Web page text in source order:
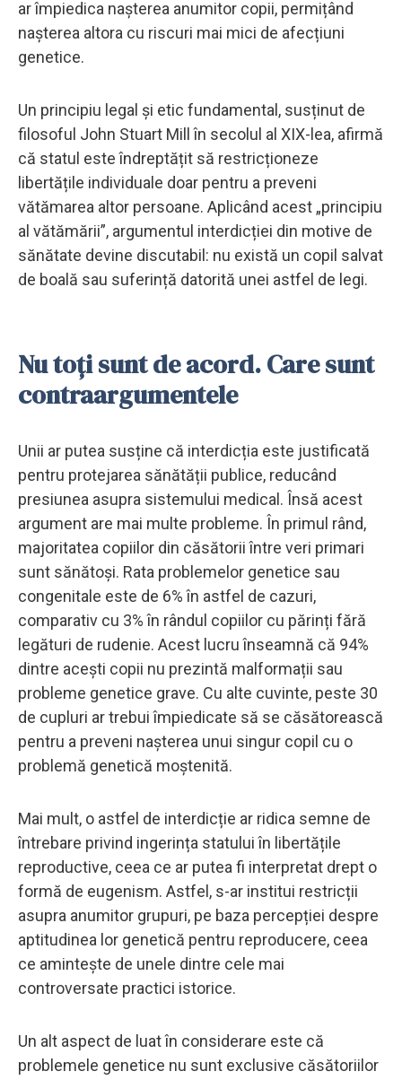
ar împiedica nașterea anumitor copii, permițând
nașterea altora cu riscuri mai mici de afecțiuni
genetice.
Un principiu legal și etic fundamental, susținut de
filosoful John Stuart Mill în secolul al XIX-lea, afirmă
că statul este îndreptățit să restricționeze
libertățile individuale doar pentru a preveni
vătămarea altor persoane. Aplicând acest „principiu
al vătămării”, argumentul interdicției din motive de
sănătate devine discutabil: nu există un copil salvat
de boală sau suferință datorită unei astfel de legi.
Nu toți sunt de acord. Care sunt
contraargumentele
Unii ar putea susține că interdicția este justificată
pentru protejarea sănătății publice, reducând
presiunea asupra sistemului medical. Însă acest
argument are mai multe probleme. În primul rând,
majoritatea copiilor din căsătorii între veri primari
sunt sănătoși. Rata problemelor genetice sau
congenitale este de 6% în astfel de cazuri,
comparativ cu 3% în rândul copiilor cu părinți fără
legături de rudenie. Acest lucru înseamnă că 94%
dintre acești copii nu prezintă malformații sau
probleme genetice grave. Cu alte cuvinte, peste 30
de cupluri ar trebui împiedicate să se căsătorească
pentru a preveni nașterea unui singur copil cu o
problemă genetică moștenită.
Mai mult, o astfel de interdicție ar ridica semne de
întrebare privind ingerința statului în libertățile
reproductive, ceea ce ar putea fi interpretat drept o
formă de eugenism. Astfel, s-ar institui restricții
asupra anumitor grupuri, pe baza percepției despre
aptitudinea lor genetică pentru reproducere, ceea
ce amintește de unele dintre cele mai
controversate practici istorice.
Un alt aspect de luat în considerare este că
problemele genetice nu sunt exclusive căsătoriilor